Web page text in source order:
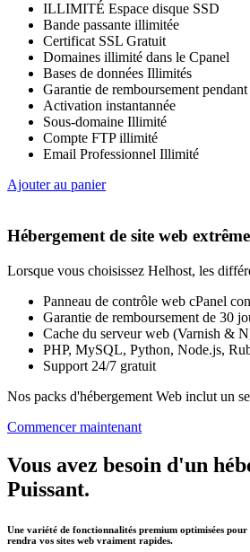
ILLIMITÉ Espace disque SSD
Bande passante illimitée
Certificat SSL Gratuit
Domaines illimité dans le Cpanel
Bases de données Illimités
Garantie de remboursement
Activation instantannée
Sous-domaine Illimité
Compte FTP illimité
Email Professionnel Illimité
Ajouter au panier
Hébergement de site web
Lorsque vous choisissez Helhost, les
Panneau de contrôle web cPanel
Garantie de remboursement de 30
Cache du serveur web (Varnish &
PHP, MySQL, Python, Node.js,
Support 24/7 gratuit
Nos packs d'hébergement Web inclut un
Commencer maintenant
Vous avez besoin d'un
Puissant.
Une variété de fonctionnalités premium optimisées pour
rendra vos sites web vraiment rapides.